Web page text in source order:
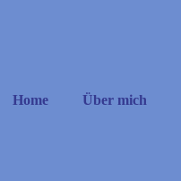
Hauptnavigation
Home Über mich